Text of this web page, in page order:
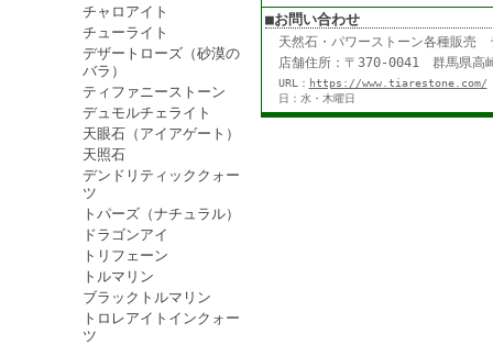
チャロアイト
チューライト
デザートローズ（砂漠の
バラ）
ティファニーストーン
デュモルチェライト
天眼石（アイアゲート）
天照石
デンドリティッククォー
ツ
トパーズ（ナチュラル）
ドラゴンアイ
トリフェーン
トルマリン
ブラックトルマリン
トロレアイトインクォー
ツ
■お問い合わせ
天然石・パワーストーン各種販
店舗住所：〒370-0041 群馬
URL： https://www.tiarestone.com/
日：水・木曜日